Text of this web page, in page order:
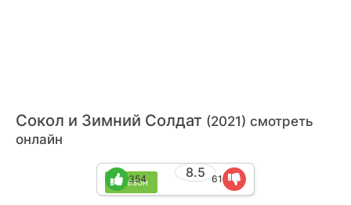
Сокол и Зимний Солдат (2021) смотреть
онлайн
1 сезон
8.5
354 61